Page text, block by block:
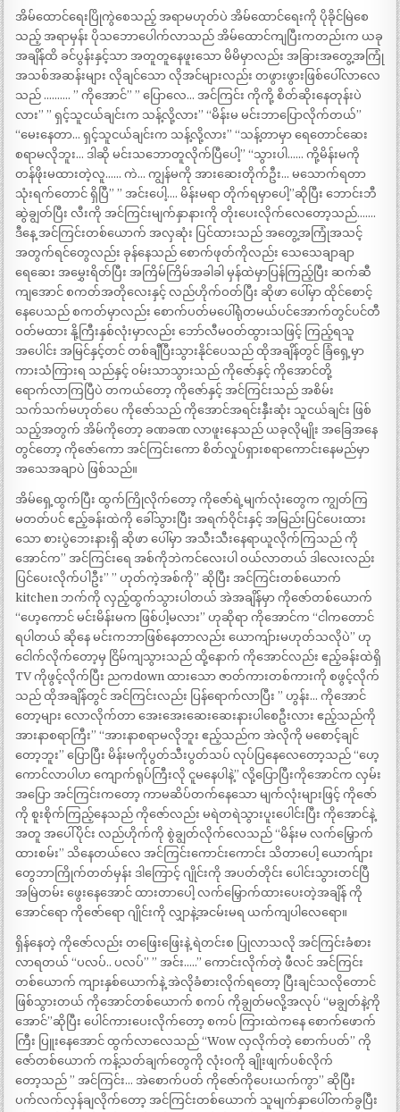
အိမ်ထောင်ရေးပြိုကွဲစေသည့် အရာမဟုတ်ပဲ အိမ်ထောင်ရေးကို ပိုခိုင်မြဲစေ
သည့် အရာမှန်း ပိုသဘောပေါက်လာသည် အိမ်ထောင်ကျပြီးကတည်းက ယခု
အချိန်ထိ ခင်ပွန်းနှင့်သာ အတူတူနေဖူးသော မိမိမှာလည်း အခြားအတွေ့အကြုံ
အသစ်အဆန်းများ လိုချင်သော လိုအင်များလည်း တဖွားဖွားဖြစ်ပေါ်လာလေ
သည် ………. ” ကိုအောင်” ” ပြောလေ… အင်ကြင်း ကိုကို့ စိတ်ဆိုးနေတုန်းပဲ
လား” ” ရှင့်သူငယ်ချင်းက သန့်လို့လား” “မိန်းမ မင်းဘာပြောလိုက်တယ်”
“မေးနေတာ… ရှင့်သူငယ်ချင်းက သန့်လို့လား” “သန့်တာမှာ ရေတောင်ဆေး
စရာမလိုဘူး… ဒါဆို မင်းသဘောတူလိုက်ပြီပေါ့” “သွားပါ…… ကို့မိန်းမကို
တန်ဖိုးမထားတဲ့လူ…… ကဲ… ကျွန်မကို အားဆေးတိုက်ဦး… မသောက်ရတာ
သုံးရက်တောင် ရှိပြီ” ” အင်းပေါ့…. မိန်းမရာ တိုက်ရမှာပေါ့”ဆိုပြီး ဘောင်းဘီ
ဆွဲချွတ်ပြီး လီးကို အင်ကြင်းမျက်နှာနားကို တိုးပေးလိုက်လေတော့သည်…….
ဒီနေ့ အင်ကြင်းတစ်ယောက် အလှဆုံး ပြင်ထားသည် အတွေ့အကြုံအသင့်
အတွက်ရင်တွေလည်း ခုန်နေသည် စောက်ဖုတ်ကိုလည်း သေသေချာချာ
ရေဆေး အမွှေးရိတ်ပြီး အကြိမ်ကြိမ်အခါခါ မှန်ထဲမှာပြန်ကြည့်ပြီး ဆက်ဆီ
ကျအောင် စကတ်အတိုလေးနှင့် လည်ဟိုက်ဝတ်ပြီး ဆိုဖာ ပေါ်မှာ ထိုင်စောင့်
နေပေသည် စကတ်မှာလည်း စောက်ပတ်မပေါ်ရုံတမယ်ပင်အောက်တွင်ပင်တီ
ဝတ်မထား နို့ကြီးနှစ်လုံးမှာလည်း ဘော်လီမဝတ်ထွားသဖြင့် ကြည့်ရသူ
အပေါင်း အမြင်နှင့်တင် တစ်ချီပြီးသွားနိုင်ပေသည် ထိုအချိန်တွင် ခြံရှေ့မှာ
ကားသံကြားရ သည်နှင့် ဝမ်းသာသွားသည် ကိုဇော်နှင့် ကိုအောင်တို့
ရောက်လာကြပြီပဲ တကယ်တော့ ကိုဇော်နှင့် အင်ကြင်းသည် အစိမ်း
သက်သက်မဟုတ်ပေ ကိုဇော်သည် ကိုအောင်အရင်းနှီးဆုံး သူငယ်ချင်း ဖြစ်
သည့်အတွက် အိမ်ကိုတော့ ခဏခဏ လာဖူးနေသည် ယခုလိုမျိုး အခြေအနေ
တွင်တော့ ကိုဇော်ကော အင်ကြင်းကော စိတ်လှုပ်ရှားစရာကောင်းနေမည်မှာ
အသေအချာပဲ ဖြစ်သည်။
အိမ်ရှေ့ထွက်ပြီး ထွက်ကြိုလိုက်တော့ ကိုဇော်ရဲ့မျက်လုံးတွေက ကျွတ်ကြ
မတတ်ပင် ဧည့်ခန်းထဲကို ခေါ်သွားပြီး အရက်ဝိုင်းနှင့် အမြည်းပြင်ပေးထား
သော စားပွဲဘေးနားရှိ ဆိုဖာ ပေါ်မှာ အသီးသီးနေရာယူလိုက်ကြသည် ကို
အောင်က” အင်ကြင်းရေ အစ်ကိုဘဲကင်လေးပါ ဝယ်လာတယ် ဒါလေးလည်း
ပြင်ပေးလိုက်ပါဦး” ” ဟုတ်ကဲ့အစ်ကို” ဆိုပြီး အင်ကြင်းတစ်ယောက်
kitchen ဘက်ကို လှည့်ထွက်သွားပါတယ် အဲအချိန်မှာ ကိုဇော်တစ်ယောက်
“ဟေ့ကောင် မင်းမိန်းမက ဖြစ်ပါ့မလား” ဟုဆိုရာ ကိုအောင်က “ငါကတောင်
ရပါတယ် ဆိုနေ မင်းကဘာဖြစ်နေတာလည်း ယောကျ်ားမဟုတ်သလိုပဲ” ဟု
ငေါက်လိုက်တော့မှ ငြိမ်ကျသွားသည် ထို့နောက် ကိုအောင်လည်း ဧည့်ခန်းထဲရှိ
TV ကိုဖွင့်လိုက်ပြီး ညကdown ထားသော ဇာတ်ကားတစ်ကားကို စဖွင့်လိုက်
သည် ထိုအချိန်တွင် အင်ကြင်းလည်း ပြန်ရောက်လာပြီး ” ဟွန်း… ကိုအောင်
တော့များ လောလိုက်တာ အေးအေးဆေးဆေးနားပါစေဦးလား ဧည့်သည်ကို
အားနာစရာကြီး” “အားနာစရာမလိုဘူး ဧည့်သည်က အဲလိုကို မစောင့်ချင်
တော့ဘူး” ပြောပြီး မိန်းမကိုပွတ်သီးပွတ်သပ် လုပ်ပြနေလေတော့သည် “ဟေ့
ကောင်လာပါဟ ကျောက်ရုပ်ကြီးလို ငူမနေပါနဲ့” လို့ပြောပြီးကိုအောင်က လှမ်း
အပြော အင်ကြင်းကတော့ ကာမဆိပ်တက်နေသော မျက်လုံးများဖြင့် ကိုဇော်
ကို စူးစိုက်ကြည့်နေသည် ကိုဇော်လည်း မရဲတရဲသွားပူးပေါင်းပြီး ကိုအောင်နဲ့
အတူ အပေါ်ပိုင်း လည်ဟိုက်ကို စွဲချွတ်လိုက်လေသည် “မိန်းမ လက်မြှောက်
ထားစမ်း” သိနေတယ်လေ အင်ကြင်းကောင်းကောင်း သိတာပေါ့ ယောက်ျား
တွေဘာကြိုက်တတ်မှန်း ဒါကြောင့် ဂျိုင်းကို အပတ်တိုင်း ပေါင်းသွားတင်ပြီ
အမြဲတမ်း ဖွေးနေအောင် ထားတာပေါ့ လက်မြှောက်ထားပေးတဲ့အချိန် ကို
အောင်ရော ကိုဇော်ရော ဂျိုင်းကို လျှာနဲ့အငမ်းမရ ယက်ကျပါလေရော။
ရှိန်နေတဲ့ ကိုဇော်လည်း တဖြေးဖြေးနဲ့ ရဲတင်းစ ပြုလာသလို အင်ကြင်းခံစား
လာရတယ် “ပလပ်.. ပလပ်” ” အင်း…..” ကောင်းလိုက်တဲ့ ဖီလင် အင်ကြင်း
တစ်ယောက် ကျားနှစ်ယောက်နဲ့ အဲလိုခံစားလိုက်ရတော့ ပြီးချင်သလိုတောင်
ဖြစ်သွားတယ် ကိုအောင်တစ်ယောက် စကပ် ကိုချွတ်မလို့အလုပ် “မချွတ်နဲ့ကို
အောင်”ဆိုပြီး ပေါင်ကားပေးလိုက်တော့ စကပ် ကြားထဲကနေ စောက်ဖောက်
ကြီး ပြူးနေအောင် ထွက်လာလေသည် “Wow လှလိုက်တဲ့ စောက်ပတ်” ကို
ဇော်တစ်ယောက် ကန့်သတ်ချက်တွေကို လုံးဝကို ချိုးဖျက်ပစ်လိုက်
တော့သည် ” အင်ကြင်း… အဲစောက်ပတ် ကိုဇော်ကိုပေးယက်ကွာ” ဆိုပြီး
ပက်လက်လှန်ချလိုက်တော့ အင်ကြင်းတစ်ယောက် သူမျက်နှာပေါ်တက်ခွပြီး